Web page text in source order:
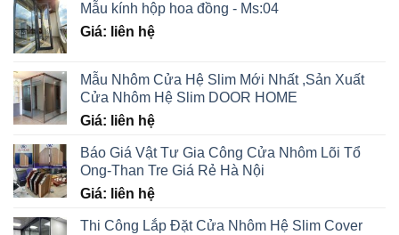
Mẫu kính hộp hoa đồng - Ms:04
Giá: liên hệ
Mẫu Nhôm Cửa Hệ Slim Mới Nhất ,Sản Xuất
Cửa Nhôm Hệ Slim DOOR HOME
Giá: liên hệ
Báo Giá Vật Tư Gia Công Cửa Nhôm Lõi Tổ
Ong-Than Tre Giá Rẻ Hà Nội
Giá: liên hệ
Thi Công Lắp Đặt Cửa Nhôm Hệ Slim Cover